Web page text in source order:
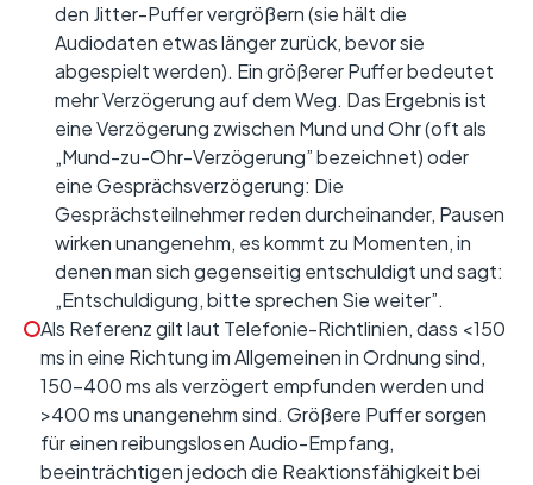
den Jitter-Puffer vergrößern (sie hält die
Audiodaten etwas länger zurück, bevor sie
abgespielt werden). Ein größerer Puffer bedeutet
mehr Verzögerung auf dem Weg. Das Ergebnis ist
eine Verzögerung zwischen Mund und Ohr (oft als
„Mund-zu-Ohr-Verzögerung” bezeichnet) oder
eine Gesprächsverzögerung: Die
Gesprächsteilnehmer reden durcheinander, Pausen
wirken unangenehm, es kommt zu Momenten, in
denen man sich gegenseitig entschuldigt und sagt:
„Entschuldigung, bitte sprechen Sie weiter”.
Als Referenz gilt laut Telefonie-Richtlinien, dass <150
ms in eine Richtung im Allgemeinen in Ordnung sind,
150–400 ms als verzögert empfunden werden und
>400 ms unangenehm sind. Größere Puffer sorgen
für einen reibungslosen Audio-Empfang,
beeinträchtigen jedoch die Reaktionsfähigkeit bei